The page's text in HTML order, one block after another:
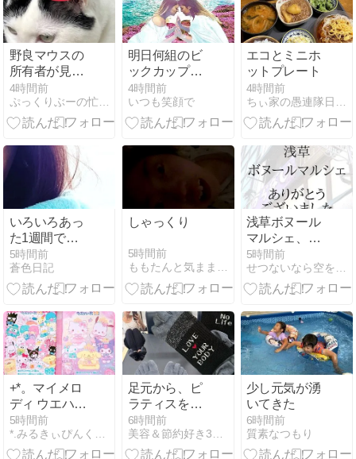
野良マウスの
所有者が見つ
かった
4時間前
明日何組のビ
ックカップル
が生まれるの
かな？
4時間前
いつも笑顔で
エコとミニホ
ットプレート
4時間前
いろいろあっ
た1週間でし
た。
5時間前
蒼色日記
しゃっくり
5時間前
ももたんと気ままにGO
浅草ボヌール
マルシェ、あ
りがとうござ
いました！
5時間前
せつないなら空をごらん
+*。マイメロ
ディ ウエハー
ス・キャラポ
トレ・クッキ
ーチャーム。
5時間前
*.みるきぃぴんくしゅがあ.*
足元から、ピ
ラティスをも
っと快適に✨
6時間前
美容＆節約好き30代主婦の日常etc
少し元気が湧
いてきた
6時間前
質素なつもり